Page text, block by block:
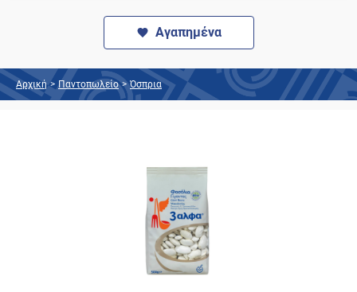
Αγαπημένα
Αρχική > Παντοπωλείο > Όσπρια